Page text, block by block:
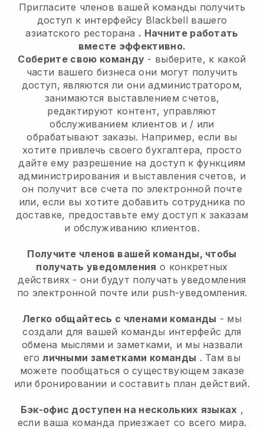
Пригласите членов вашей команды получить
доступ к интерфейсу Blackbell вашего
азиатского ресторана . Начните работать
вместе эффективно.
Соберите свою команду - выберите, к какой
части вашего бизнеса они могут получить
доступ, являются ли они администратором,
занимаются выставлением счетов,
редактируют контент, управляют
обслуживанием клиентов и / или
обрабатывают заказы. Например, если вы
хотите привлечь своего бухгалтера, просто
дайте ему разрешение на доступ к функциям
администрирования и выставления счетов, и
он получит все счета по электронной почте
или, если вы хотите добавить сотрудника по
доставке, предоставьте ему доступ к заказам
и обслуживанию клиентов.
Получите членов вашей команды, чтобы
получать уведомления о конкретных
действиях - они будут получать уведомления
по электронной почте или push-уведомления.
Легко общайтесь с членами команды - мы
создали для вашей команды интерфейс для
обмена мыслями и заметками, и мы назвали
еголичными заметками команды . Там вы
можете пообщаться о существующем заказе
или бронировании и составить план действий.
Бэк-офис доступен на нескольких языках ,
если ваша команда приезжает со всего мира.